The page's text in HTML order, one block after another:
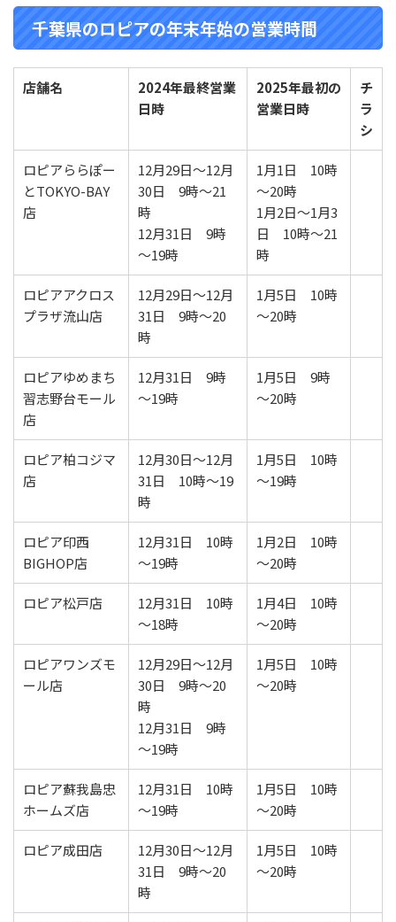
千葉県のロピアの年末年始の営業時間
店舗名
2024年最終営業
日時
2025年最初の
営業日時
チ
ラ
シ
ロピアららぽー
とTOKYO-BAY
店
12月29日～12月
30日 9時～21
時
12月31日 9時
～19時
1月1日 10時
～20時
1月2日～1月3
日 10時～21
時
ロピアアクロス
プラザ流山店
12月29日～12月
31日 9時～20
時
1月5日 10時
～20時
ロピアゆめまち
習志野台モール
店
12月31日 9時
～19時
1月5日 9時
～20時
ロピア柏コジマ
店
12月30日～12月
31日 10時～19
時
1月5日 10時
～19時
ロピア印西
BIGHOP店
12月31日 10時
～19時
1月2日 10時
～20時
ロピア松戸店
12月31日 10時
～18時
1月4日 10時
～20時
ロピアワンズモ
ール店
12月29日～12月
30日 9時～20
時
12月31日 9時
～19時
1月5日 10時
～20時
ロピア蘇我島忠
ホームズ店
12月31日 10時
～19時
1月5日 10時
～20時
ロピア成田店
12月30日～12月
31日 9時～20
時
1月5日 10時
～20時